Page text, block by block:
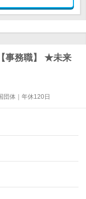
事務職】 ★未来
団体｜年休120日